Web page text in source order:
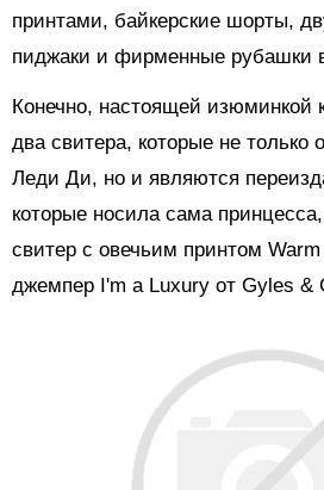
принтами, байкерские шорты,
пиджаки и фирменные рубашки
Конечно, настоящей изюминкой
два свитера, которые не только
Леди Ди, но и являются
которые носила сама
свитер с овечьим принтом
джемпер I'm a Luxury от Gyles &